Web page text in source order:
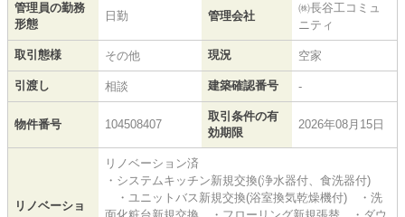
管理員の勤務
形態
日勤 管理会社
㈱長谷工コミュ
ニティ
取引態様 その他 現況 空家
引渡し 相談 建築確認番号 -
物件番号 104508407
取引条件の有
効期限
2026年08月15日
リノベーショ
リノベーション済
・システムキッチン新規交換(浄水器付、食洗器付)
・ユニットバス新規交換(浴室換気乾燥機付) ・洗